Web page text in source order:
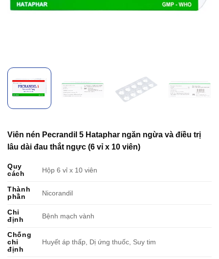
Viên nén Pecrandil 5 Hataphar ngăn ngừa và điều trị
lâu dài đau thắt ngực (6 vỉ x 10 viên)
Quy
cách
Hộp 6 vỉ x 10 viên
Thành
phần
Nicorandil
Chỉ
định
Bệnh mạch vành
Chống
chỉ
định
Huyết áp thấp, Dị ứng thuốc, Suy tim